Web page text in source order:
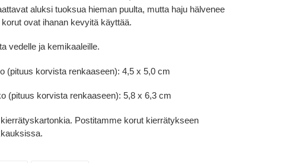
aluksi tuoksua hieman puulta, mutta haju hälvenee
ovat ihanan kevyitä käyttää.
vedelle ja kemikaaleille.
(pituus korvista renkaaseen): 4,5 x 5,0 cm
(pituus korvista renkaaseen): 5,8 x 6,3 cm
Postitamme korut kierrätykseen